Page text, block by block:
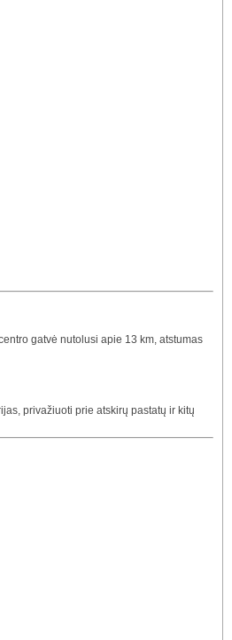
gatvė nutolusi apie 13 km, atstumas
privažiuoti prie atskirų pastatų ir kitų